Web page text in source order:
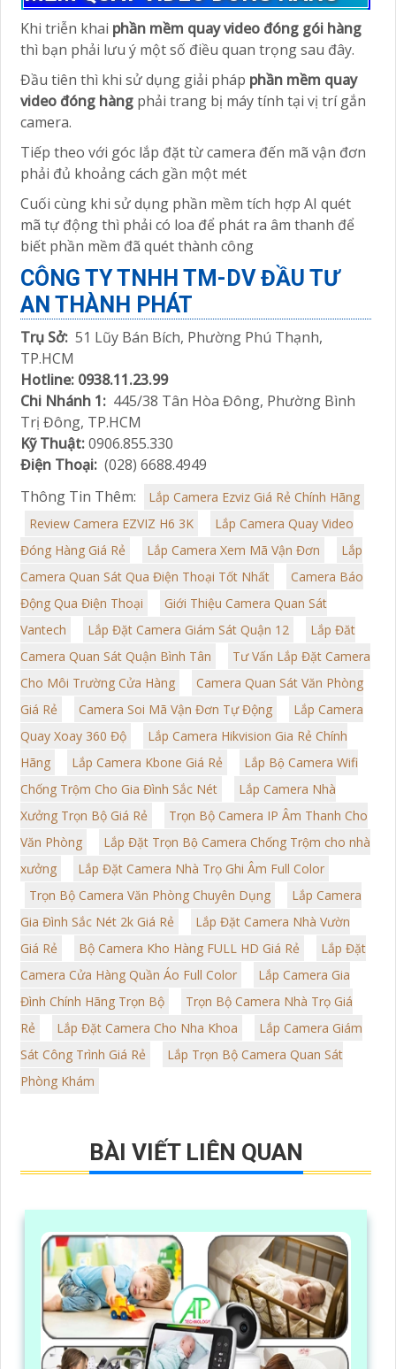
Khi triễn khai phần mềm quay video đóng gói hàng
thì bạn phải lưu ý một số điều quan trọng sau đây.
Đầu tiên thì khi sử dụng giải pháp phần mềm quay
video đóng hàng phải trang bị máy tính tại vị trí gắn
camera.
Tiếp theo với góc lắp đặt từ camera đến mã vận đơn
phải đủ khoảng cách gần một mét
Cuối cùng khi sử dụng phần mềm tích hợp AI quét
mã tự động thì phải có loa để phát ra âm thanh để
biết phần mềm đã quét thành công
CÔNG TY TNHH TM-DV ĐẦU TƯ
AN THÀNH PHÁT
Trụ Sở: 51 Lũy Bán Bích, Phường Phú Thạnh,
TP.HCM
Hotline: 0938.11.23.99
Chi Nhánh 1: 445/38 Tân Hòa Đông, Phường Bình
Trị Đông, TP.HCM
Kỹ Thuật:0906.855.330
Điện Thoại: (028) 6688.4949
Thông Tin Thêm:
Lắp Camera Ezviz Giá Rẻ Chính Hãng
Review Camera EZVIZ H6 3K
Lắp Camera Quay Video
Đóng Hàng Giá Rẻ
Lắp Camera Xem Mã Vận Đơn
Lắp
Camera Quan Sát Qua Điện Thoại Tốt Nhất
Camera Báo
Động Qua Điện Thoại
Giới Thiệu Camera Quan Sát
Vantech
Lắp Đặt Camera Giám Sát Quận 12
Lắp Đăt
Camera Quan Sát Quận Bình Tân
Tư Vấn Lắp Đặt Camera
Cho Môi Trường Cửa Hàng
Camera Quan Sát Văn Phòng
Giá Rẻ
Camera Soi Mã Vận Đơn Tự Động
Lắp Camera
Quay Xoay 360 Độ
Lắp Camera Hikvision Gia Rẻ Chính
Hãng
Lắp Camera Kbone Giá Rẻ
Lắp Bộ Camera Wifi
Chống Trộm Cho Gia Đình Sắc Nét
Lắp Camera Nhà
Xưởng Trọn Bộ Giá Rẻ
Trọn Bộ Camera IP Âm Thanh Cho
Văn Phòng
Lắp Đặt Trọn Bộ Camera Chống Trộm cho nhà
xưởng
Lắp Đặt Camera Nhà Trọ Ghi Âm Full Color
Trọn Bộ Camera Văn Phòng Chuyên Dụng
Lắp Camera
Gia Đình Sắc Nét 2k Giá Rẻ
Lắp Đặt Camera Nhà Vườn
Giá Rẻ
Bộ Camera Kho Hàng FULL HD Giá Rẻ
Lắp Đặt
Camera Cửa Hàng Quần Áo Full Color
Lắp Camera Gia
Đình Chính Hãng Trọn Bộ
Trọn Bộ Camera Nhà Trọ Giá
Rẻ
Lắp Đặt Camera Cho Nha Khoa
Lắp Camera Giám
Sát Công Trình Giá Rẻ
Lắp Trọn Bộ Camera Quan Sát
Phòng Khám
BÀI VIẾT LIÊN QUAN